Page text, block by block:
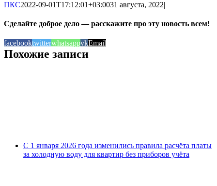
ПКС2022-09-01T17:12:01+03:0031 августа, 2022|
Сделайте доброе дело — расскажите про эту новость всем!
facebooktwitterwhatsappvkEmail
Похожие записи
С 1 января 2026 года изменились правила расчёта платы
за холодную воду для квартир без приборов учёта